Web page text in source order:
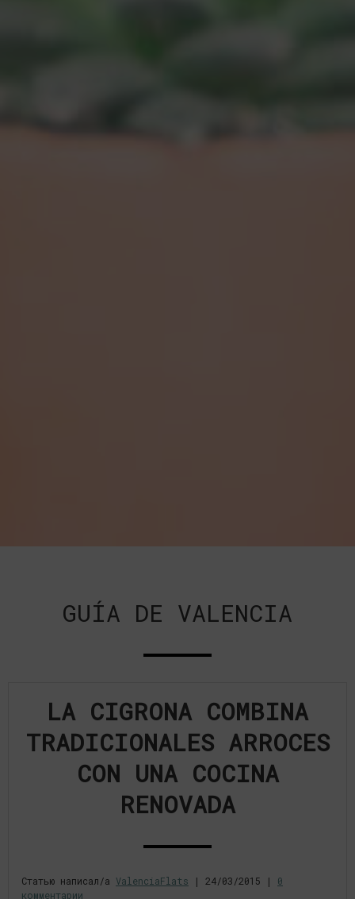
GUÍA DE VALENCIA
LA CIGRONA COMBINA
TRADICIONALES ARROCES
CON UNA COCINA
RENOVADA
Статью написал/а ValenciaFlats | 24/03/2015 | 0
комментарии